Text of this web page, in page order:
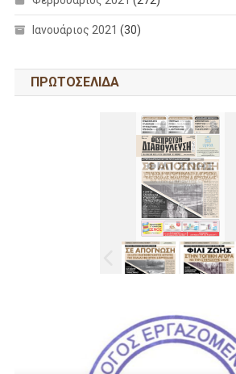
Ιανουάριος 2021 (30)
ΠΡΩΤΟΣΕΛΙΔΑ